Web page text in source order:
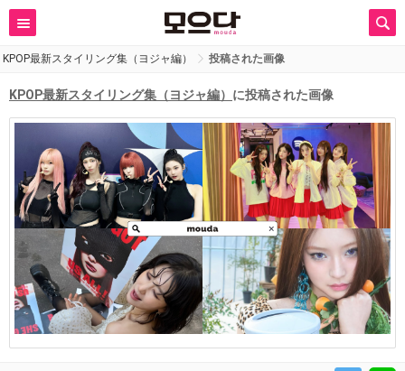
KPOP最新スタイリング集（ヨジャ編） 投稿された画像
KPOP最新スタイリング集（ヨジャ編） に投稿された画像